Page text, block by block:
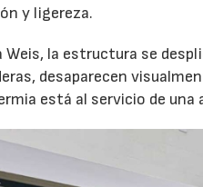
y ligereza.
Weis, la estructura se
desaparecen
está al servicio de